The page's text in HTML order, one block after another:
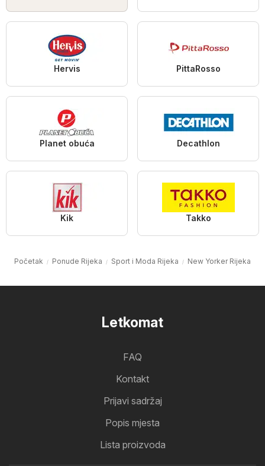
Hervis PittaRosso
Planet obuća Decathlon
Kik Takko
Početak Ponude Rijeka Sport i Moda Rijeka New Yorker Rijeka
Letkomat
FAQ
Kontakt
Prijavi sadržaj
Popis mjesta
Lista proizvoda